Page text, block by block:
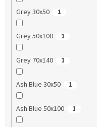
Grey 30x50 1
Grey 50x100 1
Grey 70x140 1
Ash Blue 30x50 1
Ash Blue 50x100 1